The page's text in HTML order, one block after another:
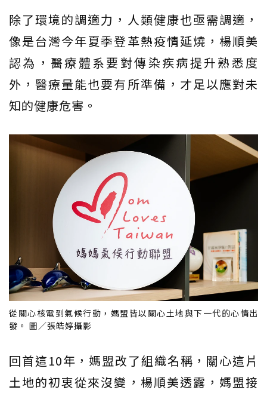
除了環境的調適力，人類健康也亟需調適，
像是台灣今年夏季登革熱疫情延燒，楊順美
認為，醫療體系要對傳染疾病提升熟悉度
外，醫療量能也要有所準備，才足以應對未
知的健康危害。
從關心核電到氣候行動，媽盟皆以關心土地與下一代的心情出
發。 圖／張皓婷攝影
回首這10年，媽盟改了組織名稱，關心這片
土地的初衷從來沒變，楊順美透露，媽盟接